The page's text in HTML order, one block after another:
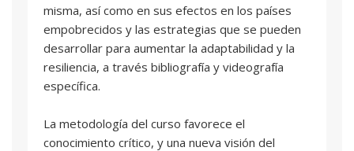
misma, así como en sus efectos en los países
empobrecidos y las estrategias que se pueden
desarrollar para aumentar la adaptabilidad y la
resiliencia, a través bibliografía y videografía
específica.
La metodología del curso favorece el
conocimiento crítico, y una nueva visión del